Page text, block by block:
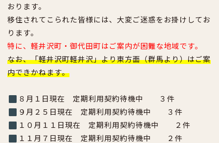
おります。
移住されてこられた皆様には、大変ご迷惑をお掛けしてお
ります。
特に、軽井沢町・御代田町はご案内が困難な地域です。
なお、「軽井沢町軽井沢」より東方面（群馬より）はご案
内できかねます。
８月１日現在 定期利用契約待機中 ３件
９月２５日現在 定期利用契約待機中 ３件
１０月１１日現在 定期利用契約待機中 ２件
１１月７日現在 定期利用契約待機中 ２件